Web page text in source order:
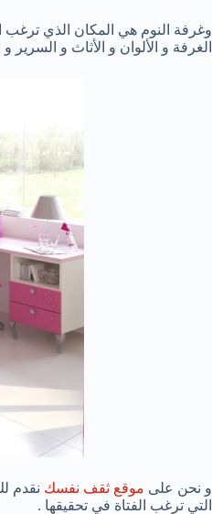
وغرفة النوم هي المكان الذي ترغب
الغرفة و الألوان و الأثاث و
و نحن على موقع ثقف نفسك نقدم
التي ترغب الفتاة في تحقيقها .